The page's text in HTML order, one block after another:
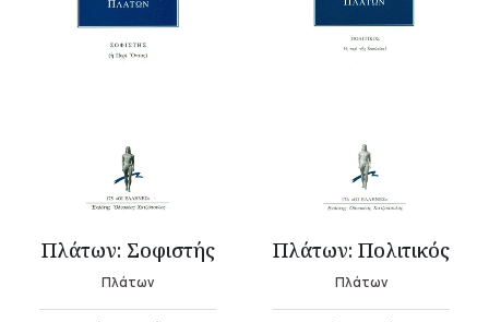
Πλάτων: Σοφιστής
Πλάτων
Πλάτων: Πολιτικός
Πλάτων